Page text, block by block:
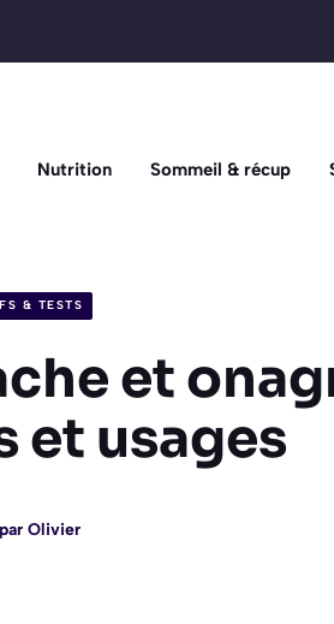
Nutrition Sommeil & récup
& TESTS
et
et usages
Olivier